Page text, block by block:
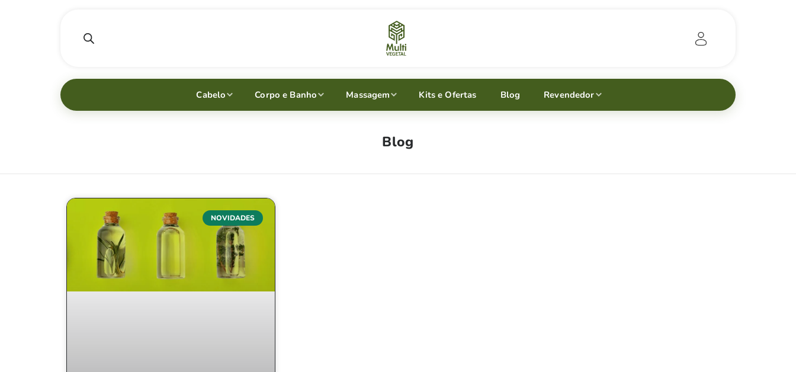
Cabelo Corpo e Banho Massagem Kits e Ofertas Blog Revendedor
Blog
NOVIDADES